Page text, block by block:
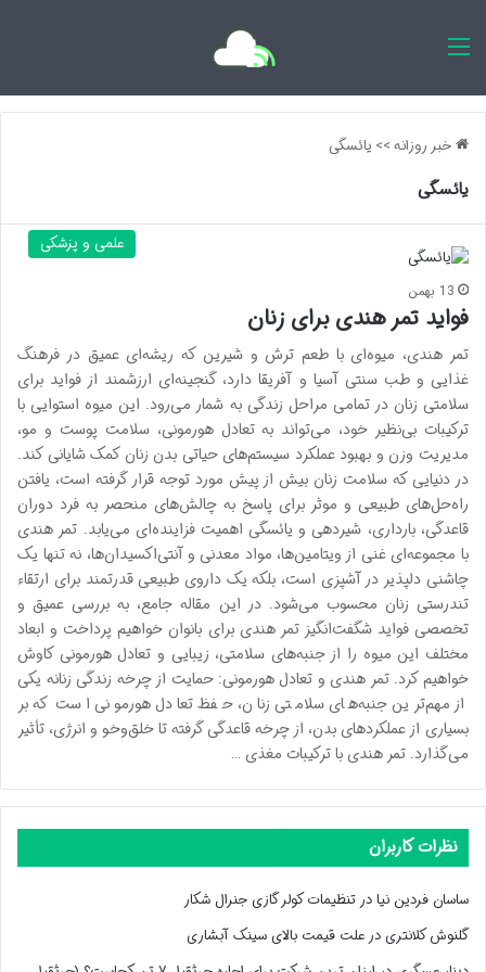
خبر روزانه>> یائسگی
یائسگی
علمی و پزشکی
13 بهمن
فواید تمر هندی برای زنان
تمر هندی، میوه‌ای با طعم ترش و شیرین که ریشه‌ای عمیق در فرهنگ
غذایی و طب سنتی آسیا و آفریقا دارد، گنجینه‌ای ارزشمند از فواید برای
سلامتی زنان در تمامی مراحل زندگی به شمار می‌رود. این میوه استوایی با
ترکیبات بی‌نظیر خود، می‌تواند به تعادل هورمونی، سلامت پوست و مو،
مدیریت وزن و بهبود عملکرد سیستم‌های حیاتی بدن زنان کمک شایانی کند.
در دنیایی که سلامت زنان بیش از پیش مورد توجه قرار گرفته است، یافتن
راه‌حل‌های طبیعی و موثر برای پاسخ به چالش‌های منحصر به فرد دوران
قاعدگی، بارداری، شیردهی و یائسگی اهمیت فزاینده‌ای می‌یابد. تمر هندی
با مجموعه‌ای غنی از ویتامین‌ها، مواد معدنی و آنتی‌اکسیدان‌ها، نه تنها یک
چاشنی دلپذیر در آشپزی است، بلکه یک داروی طبیعی قدرتمند برای ارتقاء
تندرستی زنان محسوب می‌شود. در این مقاله جامع، به بررسی عمیق و
تخصصی فواید شگفت‌انگیز تمر هندی برای بانوان خواهیم پرداخت و ابعاد
مختلف این میوه را از جنبه‌های سلامتی، زیبایی و تعادل هورمونی کاوش
خواهیم کرد. تمر هندی و تعادل هورمونی: حمایت از چرخه زندگی زنانه یکی
از مهم‌ترین جنبه‌های سلامتی زنان، حفظ تعادل هورمونی است که بر
بسیاری از عملکردهای بدن، از چرخه قاعدگی گرفته تا خلق‌وخو و انرژی، تأثیر
می‌گذارد. تمر هندی با ترکیبات مغذی …
نظرات کاربران
ساسان فردین نیادر تنظیمات کولر گازی جنرال شکار
گلنوش کلانتریدر علت قیمت بالای سینک آبشاری